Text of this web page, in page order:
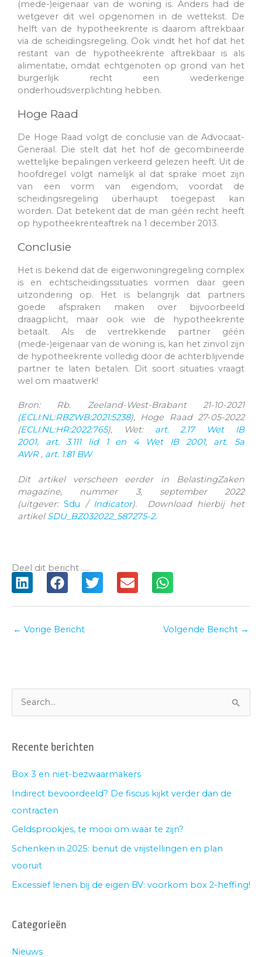
(mede-)eigenaar van de woning is. Anders had de
wetgever dit wel opgenomen in de wettekst. De
helft van de hypotheekrente is daarom aftrekbaar
via de scheidingsregeling. Ook vindt het hof dat het
restant van de hypotheekrente aftrekbaar is als
alimentatie, omdat echtgenoten op grond van het
burgerlijk recht een wederkerige
onderhoudsverplichting hebben.
Hoge Raad
De Hoge Raad volgt de conclusie van de Advocaat-
Generaal. Die stelt dat het hof de gecombineerde
wettelijke bepalingen verkeerd gelezen heeft. Uit de
hoofdregel volgt namelijk al dat sprake moet zijn
van een vorm van eigendom, voordat de
scheidingsregeling überhaupt toegepast kan
worden. Dat betekent dat de man géén recht heeft
op hypotheekrenteaftrek na 1 december 2013.
Conclusie
Het is bekend dat de eigenwoningregeling complex
is en echtscheidingssituaties vormen daar geen
uitzondering op. Het is belangrijk dat partners
goede afspraken maken over bijvoorbeeld
draagplicht, maar ook wie de hypotheekrente
betaalt. Als de vertrekkende partner géén
(mede-)eigenaar van de woning is, kan het zinvol zijn
de hypotheekrente volledig door de achterblijvende
partner te laten betalen. Dit soort situaties vraagt
wel om maatwerk!
Bron: Rb. Zeeland-West-Brabant 21-10-2021
(ECLI:NL:RBZWB:2021:5238), Hoge Raad 27-05-2022
(ECLI:NL:HR:2022:765), Wet: art. 2.17 Wet IB
2001, art. 3.111 lid 1 en 4 Wet IB 2001, art. 5a
AWR , art. 1:81 BW
Dit artikel verscheen eerder in BelastingZaken
magazine, nummer 3, september 2022
(uitgever: Sdu / Indicator). Download hierbij het
artikel SDU_BZ032022_587275-2.
Deel dit bericht .....
← Vorige Bericht Volgende Bericht →
n
a
a
r
Recente berichten
Box 3 en niet-bezwaarmakers
Indirect bevoordeeld? De fiscus kijkt verder dan de
contracten
Geldsprookjes, te mooi om waar te zijn?
Schenken in 2025: benut de vrijstellingen en plan
vooruit
Excessief lenen bij de eigen BV: voorkom box 2-heffing!
Categorieën
Nieuws
r
h
v
e
n